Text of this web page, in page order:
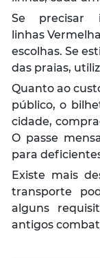
Se
linhas
escolhas. Se
das praias,
Quanto ao
público, o
cidade,
O passe
para
Existe mais
transporte
alguns
antigos